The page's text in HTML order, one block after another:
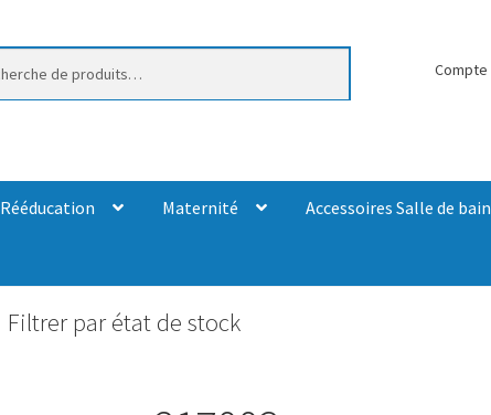
Compte
Rééducation Maternité Accessoires Salle de bain
Filtrer par état de stock